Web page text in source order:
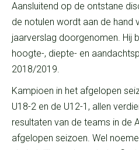
Aansluitend op de ontstane
de notulen wordt aan de hand
jaarverslag doorgenomen. Hij
hoogte-, diepte- en
2018/2019.
Kampioen in het afgelopen
U18-2 en de U12-1, allen
resultaten van de teams in de
afgelopen seizoen. Wel